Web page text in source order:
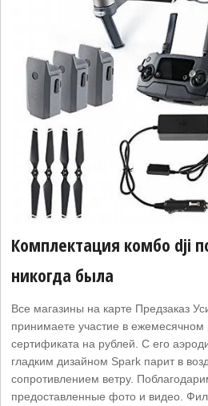
Комплектация комбо dji
никогда была
Все магазины на карте Предзаказ
принимаете участие в
сертификата на рублей. С его
гладким дизайном Spark парит в
сопротивлением ветру.
предоставленные фото и видео.